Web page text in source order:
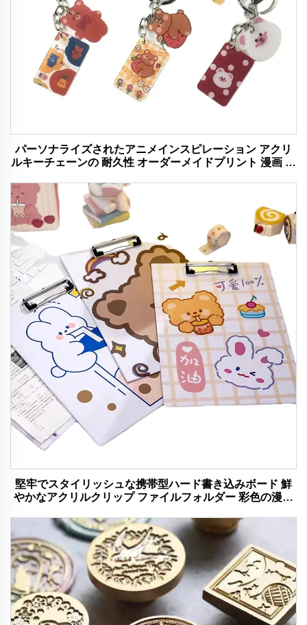
パーソナライズされたアニメインスピレーション アクリ
ルキーチェーンの 耐久性 オーダーメイドプリント 漫画 魅
堅牢でスタイリッシュな携帯型ハード書き込みボード 鮮
やかなアクリルクリップ ファイルフォルダー 彩色の漫画